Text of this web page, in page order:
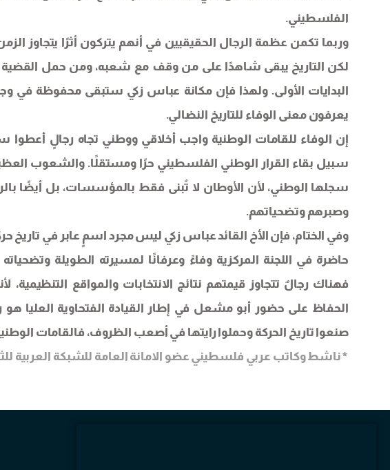
الفلسطيني.
وربما تكمن عظمة الرجال الحقيقيين في أنهم يتركون أثرًا يتجاوز
لكن التاريخ يبقى شاهدًا على من وقف مع شعبه، ومن حمل القضية
البدايات الأولى. ولهذا فإن مكانة عباس زكي ستبقى محفوظة في
يعرفون معنى الوفاء للتاريخ النضالي.
إن الوفاء للقامات الوطنية واجب أخلاقي ووطني تجاه رجالٍ
سبيل بقاء القرار الوطني الفلسطيني حرًا ومستقلًا. والشعوب
سجلها الوطني، لأن الأوطان لا تُبنى فقط بالمؤسسات، بل أيضًا
وصبرهم وتضحياتهم.
وفي الختام، فإن الأخ القائد عباس زكي ليس مجرد اسمٍ عابر في تاريخ
حاضرة في اللجنة المركزية وفاءً وعرفانًا لمسيرته الطويلة
فهناك رجالٌ تتجاوز قيمتهم نتائج الانتخابات والمواقع التنظيمية،
الحفاظ على حضور أبو مشعل في إطار القيادة الفتحاوية العليا
صنعوا تاريخ الحركة وحملوا رايتها في أصعب الظروف، فالقامات
*ناشط وكاتب عربي فلسطيني عضو الامانة العامة للشبكة العربية